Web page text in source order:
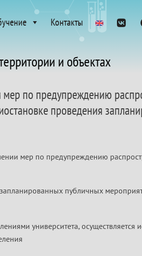
Контакты
и объектах
по предупреждению
проведения
мер по предупреждению
публичных
университета, осуществляется